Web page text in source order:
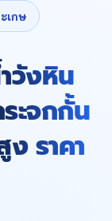
เกษ
วังหิน
ะจกกั้น
ราคา